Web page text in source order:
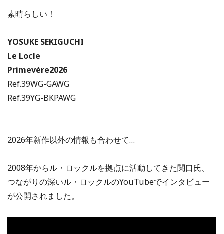
素晴らしい！
YOSUKE SEKIGUCHI
Le Locle
Primevère2026
Ref.39WG-GAWG
Ref.39YG-BKPAWG
2026年新作以外の情報も合わせて…
2008年からル・ロックルを拠点に活動してきた関口氏、
つながりの深いル・ロックルのYouTubeでインタビュー
が公開されました。